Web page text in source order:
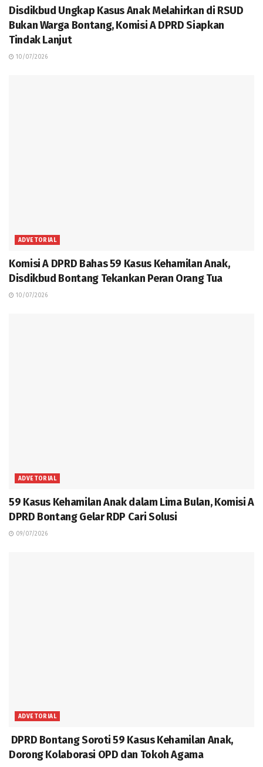
Disdikbud Ungkap Kasus Anak Melahirkan di RSUD
Bukan Warga Bontang, Komisi A DPRD Siapkan
Tindak Lanjut
10/07/2026
ADVETORIAL
Komisi A DPRD Bahas 59 Kasus Kehamilan Anak,
Disdikbud Bontang Tekankan Peran Orang Tua
10/07/2026
ADVETORIAL
59 Kasus Kehamilan Anak dalam Lima Bulan, Komisi A
DPRD Bontang Gelar RDP Cari Solusi
09/07/2026
ADVETORIAL
DPRD Bontang Soroti 59 Kasus Kehamilan Anak,
Dorong Kolaborasi OPD dan Tokoh Agama